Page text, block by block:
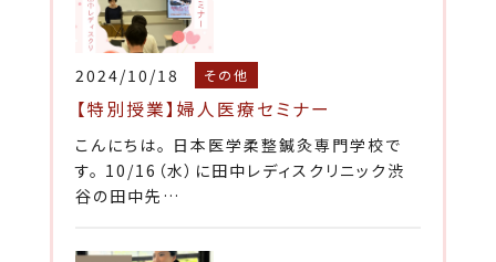
2024/10/18 その他
【特別授業】婦人医療セミナー
こんにちは。 日本医学柔整鍼灸専門学校で
す。 10/16（水）に田中レディスクリニック渋
谷の田中先…